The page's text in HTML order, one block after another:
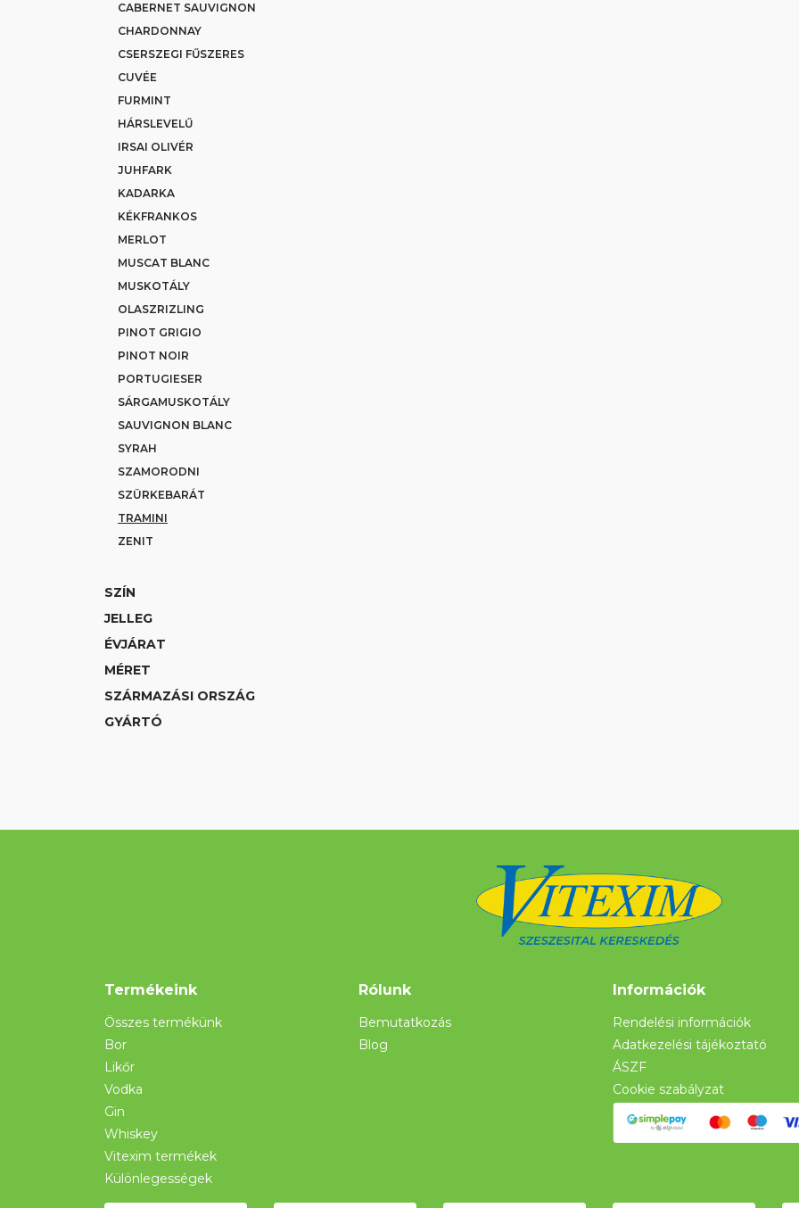
CABERNET SAUVIGNON
CHARDONNAY
CSERSZEGI FŰSZERES
CUVÉE
FURMINT
HÁRSLEVELŰ
IRSAI OLIVÉR
JUHFARK
KADARKA
KÉKFRANKOS
MERLOT
MUSCAT BLANC
MUSKOTÁLY
OLASZRIZLING
PINOT GRIGIO
PINOT NOIR
PORTUGIESER
SÁRGAMUSKOTÁLY
SAUVIGNON BLANC
SYRAH
SZAMORODNI
SZÜRKEBARÁT
TRAMINI
ZENIT
SZÍN
JELLEG
ÉVJÁRAT
MÉRET
SZÁRMAZÁSI ORSZÁG
GYÁRTÓ
Termékeink
Összes termékünk
Bor
Likőr
Vodka
Gin
Whiskey
Vitexim termékek
Különlegességek
Rólunk
Bemutatkozás
Blog
Információk
Rendelési információk
Adatkezelési tájékoztató
ÁSZF
Cookie szabályzat